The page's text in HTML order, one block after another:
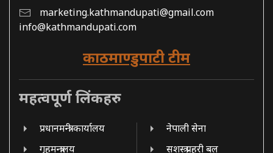
marketing.kathmandupati@gmail.com
info@kathmandupati.com
काठमाण्डुपाटी टीम
महत्वपूर्ण लिंकहरु
प्रधानमन्त्री कार्यालय
गृहमन्त्रालय
नेपाली सेना
सशस्त्र प्रहरी बल